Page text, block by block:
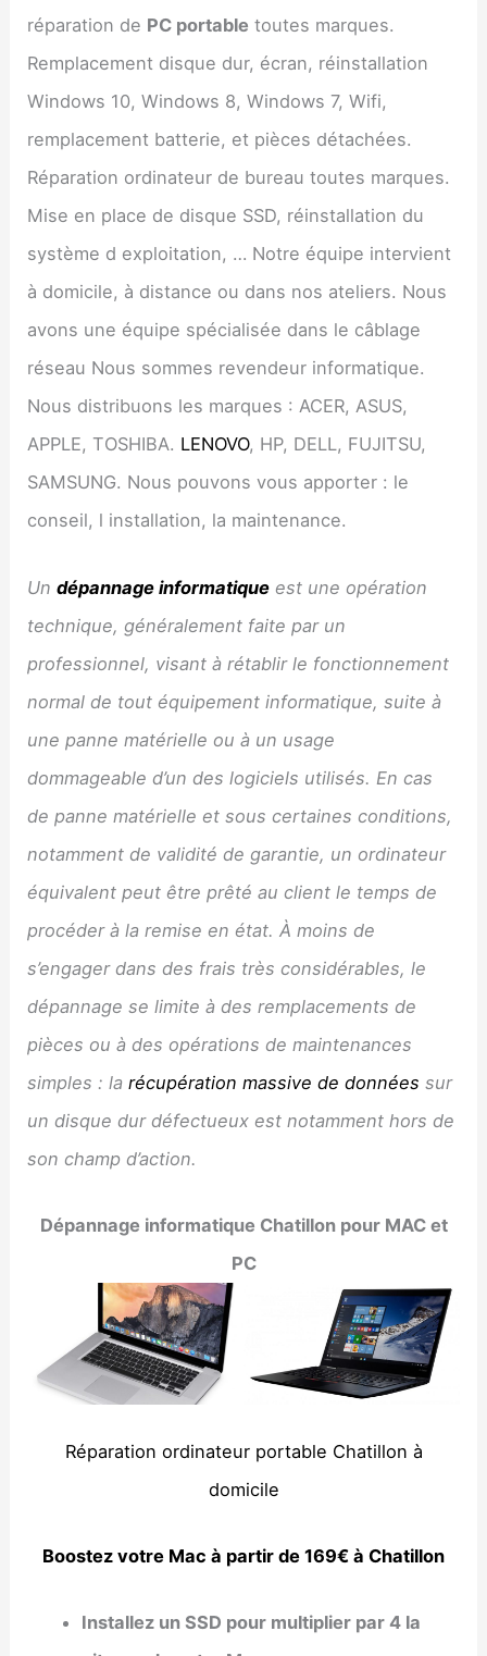
réparation de PC portable toutes marques.
Remplacement disque dur, écran, réinstallation
Windows 10, Windows 8, Windows 7, Wifi,
remplacement batterie, et pièces détachées.
Réparation ordinateur de bureau toutes marques.
Mise en place de disque SSD, réinstallation du
système d exploitation, … Notre équipe intervient
à domicile, à distance ou dans nos ateliers. Nous
avons une équipe spécialisée dans le câblage
réseau Nous sommes revendeur informatique.
Nous distribuons les marques : ACER, ASUS,
APPLE, TOSHIBA. LENOVO, HP, DELL, FUJITSU,
SAMSUNG. Nous pouvons vous apporter : le
conseil, l installation, la maintenance.
Undépannage informatique est une opération
technique, généralement faite par un
professionnel, visant à rétablir le fonctionnement
normal de tout équipement informatique, suite à
une panne matérielle ou à un usage
dommageable d’un des logiciels utilisés. En cas
de panne matérielle et sous certaines conditions,
notamment de validité de garantie, un ordinateur
équivalent peut être prêté au client le temps de
procéder à la remise en état. À moins de
s’engager dans des frais très considérables, le
dépannage se limite à des remplacements de
pièces ou à des opérations de maintenances
simples : larécupération massive de données sur
un disque dur défectueux est notamment hors de
son champ d’action.
Dépannage informatique Chatillon pour MAC et
PC
Réparation ordinateur portable Chatillon à
domicile
Boostez votre Mac à partir de 169€ à Chatillon
Installez un SSD pour multiplier par 4 la